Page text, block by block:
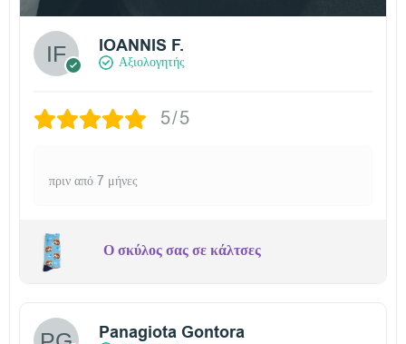
IOANNIS F.
Αξιολογητής
5/5
πριν από 7 μήνες
Ο σκύλος σας σε κάλτσες
Panagiota Gontora